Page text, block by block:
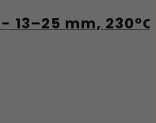
mm, 230ºC